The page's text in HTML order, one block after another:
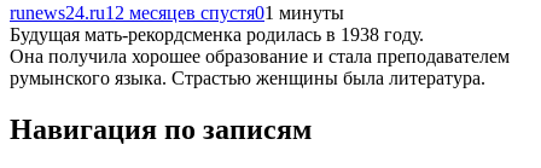
runews24.ru12 месяцев спустя01 минуты
Будущая мать-рекордсменка родилась в 1938 году.
Она получила хорошее образование и стала преподавателем
румынского языка. Страстью женщины была литература.
Навигация по записям